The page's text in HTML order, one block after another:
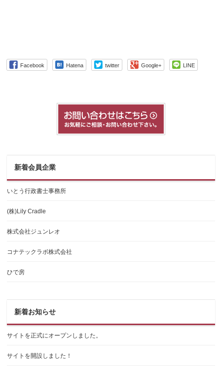
Facebook Hatena twitter Google+ LINE
新着会員企業
いとう行政書士事務所
(株)Lily Cradle
株式会社ジュンレオ
コナテックラボ株式会社
ひで房
新着お知らせ
サイトを正式にオープンしました。
サイトを開設しました！